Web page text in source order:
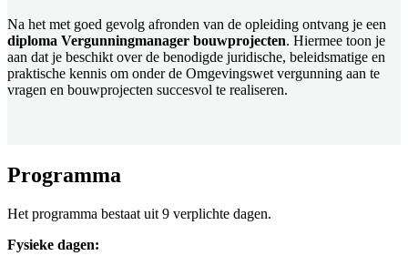
Na het met goed gevolg afronden van de opleiding ontvang je een
diploma Vergunningmanager bouwprojecten. Hiermee toon je
aan dat je beschikt over de benodigde juridische, beleidsmatige en
praktische kennis om onder de Omgevingswet vergunning aan te
vragen en bouwprojecten succesvol te realiseren.
Programma
Het programma bestaat uit 9 verplichte dagen.
Fysieke dagen: